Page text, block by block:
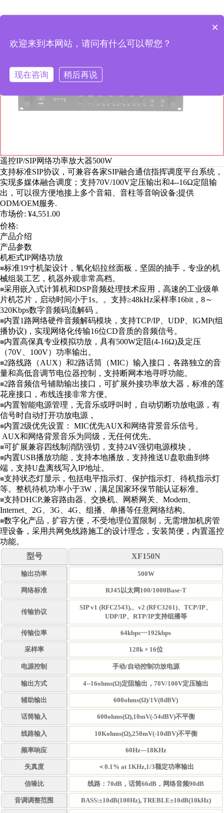
遥控IP/SIP网络功率放大器500W
支持标准SIP协议，可兼容各家SIP融合通信指挥调度平台系统，
实现多媒体融合调度；支持70V/100V定压输出和4--16Ω定阻输
出，可以很方便地接上多个音箱、音柱等音响设备;提供
ODM/OEM服务.
市场价: ¥4,551.00
价格:
产品介绍
产品参数
机柜式IP网络功放
■标准19寸机架设计，氧化铝拉丝面板，坚固的抽手，专业的机
械组装工艺，机器外观非常高档。
■采用嵌入式计算机和DSP音频处理技术应用，高速的工业级单
片机芯片，启动时间小于1s。。支持≥48kHz采样率16bit，8～
320Kbps数字音频码流解码 。
■内置1路网络硬件音频解码模块，支持TCP/IP、UDP、IGMP(组
播协议)，实现网络化传输16位CD音质的音频信号。
■内置高保真专业模拟功放，具有500W定阻(4-16Ω)及定压
（70V、100V）功率输出。
■2路线路（AUX）和2路话筒（MIC）输入接口，各路独立的音
量和高低音调节电位器控制，支持断网本地寻呼功能。
■2路音频信号辅助输出接口，可扩展外接功率放大器，标准的莲
花座接口，布线连接非常方便。
■内置智能电源管理，无音乐或呼叫时，自动切断功放电源，有
信号时自动打开功放电源，
■内置2级优先设置： MIC优先AUX和网络背景音乐信号。
AUX和网络背景音乐为同级，无任何优先。
■可扩展兼容四线制消防强切，支持24V强切电源模块 。
■内置USB播放功能，支持本地播放，支持推送U盘歌曲到终
端，支持U盘离线写入IP地址。
■支持状态灯显示，包括电平指示灯、保护指示灯、待机指示灯
等。整机待机功率小于3W，满足国家环保节能认证标准。
■支持DHCP,兼容路由器、交换机、网桥网关、Modem、
Internet、2G、3G、4G、组播、单播等任意网络结构。
■数字化产品，扩容方便，不受地理位置限制，无需增加机房管
理设备，采用共网免线路施工的设计理念，安装简便，内置遥控
功能。
型号
XF150N
输出功率 500W
网络标准 RJ45以太网100/1000Base-T
传输协议
SIP v1 (RFC2543),、v2 (RFC3261)、TCP/IP、
UDP/IP、RTP/IP支持组播等
传输位率 64kbps~~192kbps
采样率 128k × 16位
电源控制 手动/自动控制功放电源
输出方式 4--16ohms(Ω)定阻输出，70V/100V定压输出
辅助输出 600ohms(Ω)/1V(0dBV)
话筒输入 600ohms(Ω),10mV(-54dBV)不平衡
线路输入 10Kohms(Ω),250mV(-10dBV)不平衡
频率响应 60Hz---18KHz
失真度 ＜0.1% at 1KHz,1/3额定功率输出
信噪比 线路：70dB，话筒66dB ，网络音频90dB
音调调整范围 BASS:±10dB(100Hz), TREBLE±10dB(10kHz)
×
欢迎来到本网站，请问有什么可以帮您？
现在咨询 稍后再说